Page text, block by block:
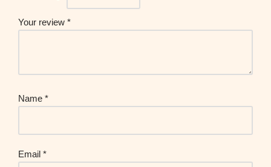
Your review *
Name *
Email *